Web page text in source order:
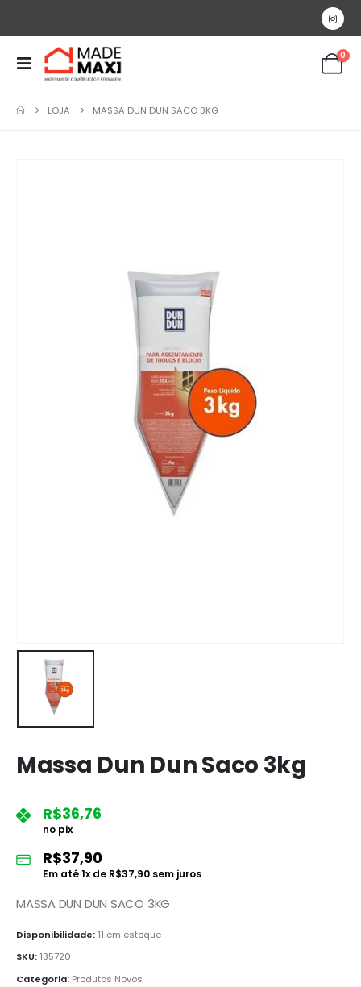
0
LOJA MASSA DUN DUN SACO 3KG
Massa Dun Dun Saco 3kg
R$36,76
no pix
R$37,90
Em até1x de R$37,90 sem juros
MASSA DUN DUN SACO 3KG
Disponibilidade: 11 em estoque
SKU: 135720
Categoria: Produtos Novos